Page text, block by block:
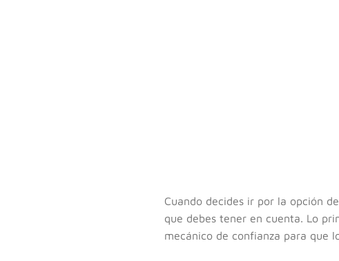
Cuando decides ir por la opción
que debes tener en cuenta. Lo
mecánico de confianza para que